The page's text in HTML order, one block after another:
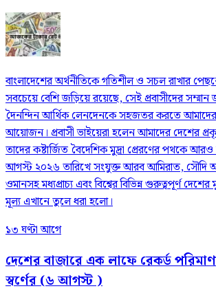
বাংলাদেশের অর্থনীতিকে গতিশীল ও সচল রাখার
সবচেয়ে বেশি জড়িয়ে রয়েছে, সেই প্রবাসীদের সম্মান
দৈনন্দিন আর্থিক লেনদেনকে সহজতর করতে
আয়োজন। প্রবাসী ভাইয়েরা হলেন আমাদের দেশের
তাদের কষ্টার্জিত বৈদেশিক মুদ্রা প্রেরণের পথকে
আগস্ট ২০২৬ তারিখে সংযুক্ত আরব আমিরাত, সৌদি
ওমানসহ মধ্যপ্রাচ্য এবং বিশ্বের বিভিন্ন গুরুত্বপূর্ণ দেশের
মূল্য এখানে তুলে ধরা হলো।
১৩ ঘণ্টা আগে
দেশের বাজারে এক লাফে রেকর্ড
স্বর্ণের (৬ আগস্ট )